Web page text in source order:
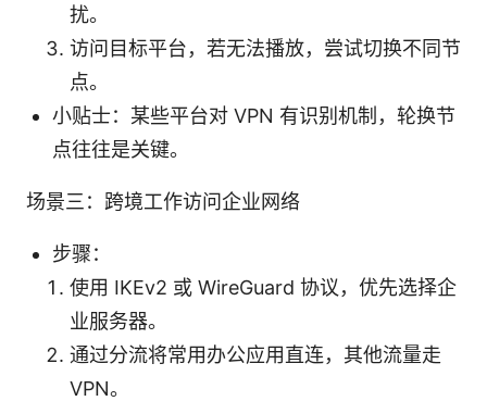
扰。
访问目标平台，若无法播放，尝试切换不同节
点。
小贴士：某些平台对 VPN 有识别机制，轮换节
点往往是关键。
场景三：跨境工作访问企业网络
步骤：
使用 IKEv2 或 WireGuard 协议，优先选择企
业服务器。
通过分流将常用办公应用直连，其他流量走
VPN。